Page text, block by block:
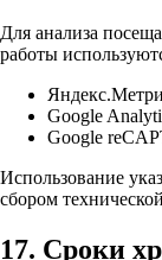
Для анализа
работы
Google
Google
Использование
сбором
17. Сроки